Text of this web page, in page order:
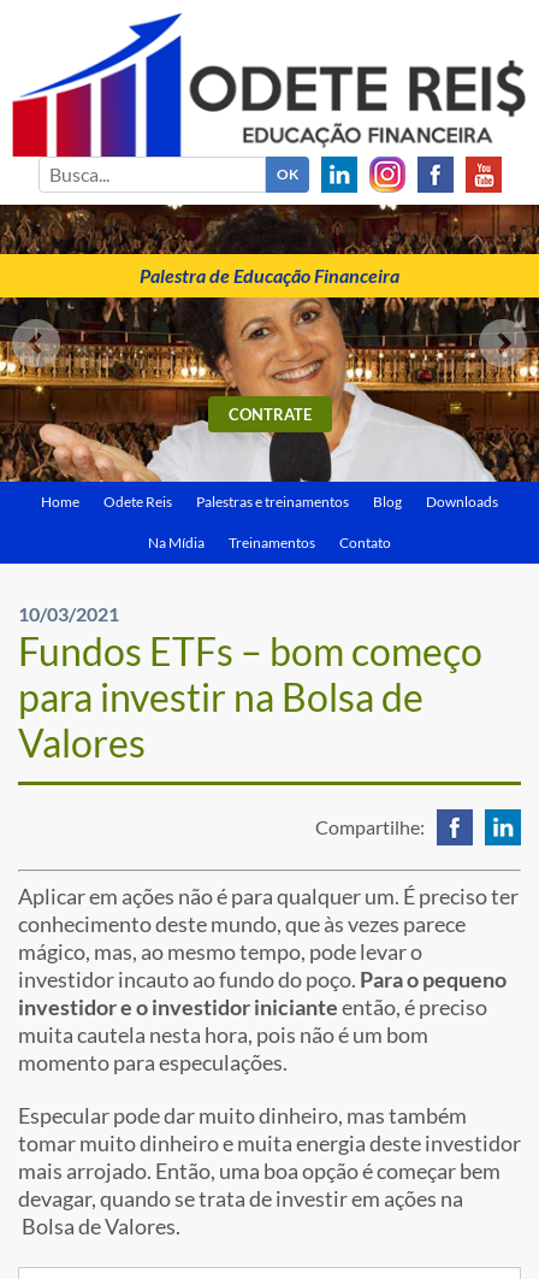
ODETE REIS
Palestrante de Educação Financeira
Palestra de Educação Financeira
CONTRATE
Home Odete Reis Palestras e treinamentos Blog Downloads
Na Mídia Treinamentos Contato
10/03/2021
Fundos ETFs – bom começo
para investir na Bolsa de
Valores
Compartilhe:
Aplicar em ações não é para qualquer um. É preciso ter
conhecimento deste mundo, que às vezes parece
mágico, mas, ao mesmo tempo, pode levar o
investidor incauto ao fundo do poço. Para o pequeno
investidor e o investidor inicianteentão, é preciso
muita cautela nesta hora, pois não é um bom
momento para especulações.
Especular pode dar muito dinheiro, mas também
tomar muito dinheiro e muita energia deste investidor
mais arrojado. Então, uma boa opção é começar bem
devagar, quando se trata de investir em ações na
Bolsa de Valores.